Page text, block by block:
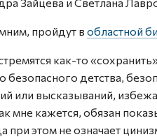
пройдут в областной
как-то
безопасного детства,
или высказываний,
мне кажется, обязан
при этом не означает